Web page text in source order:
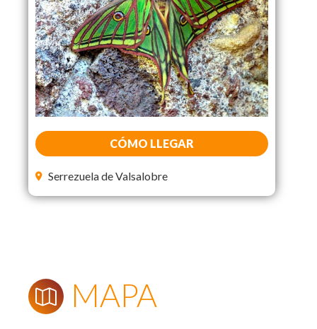
CÓMO LLEGAR
Serrezuela de Valsalobre
MAPA